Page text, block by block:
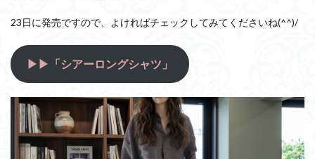
23日に発売ですので、よければチェックしてみてくださいね(^^)/
▶▶「シアーロングシャツ」